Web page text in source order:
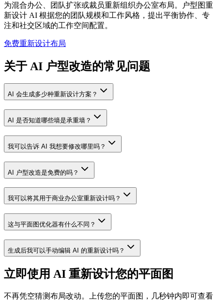
为混合办公、团队扩张或裁员重新组织办公室布局。户型图重
新设计 AI 根据您的团队规模和工作风格，提出平衡协作、专
注和社交区域的工作空间配置。
免费重新设计布局
关于 AI 户型改造的常见问题
AI 会生成多少种重新设计方案？
AI 是否知道哪些墙是承重墙？
我可以告诉 AI 我想要修改哪里吗？
AI 户型改造是免费的吗？
我可以将其用于商业办公室重新设计吗？
这与平面图优化器有什么不同？
生成后我可以手动编辑 AI 的重新设计吗？
立即使用 AI 重新设计您的平面图
不再凭空猜测布局改动。上传您的平面图，几秒钟内即可查看